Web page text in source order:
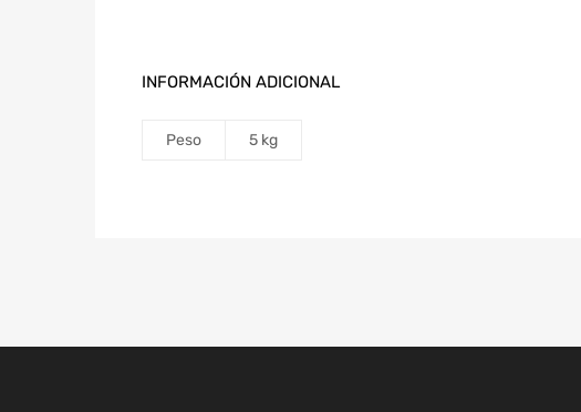
INFORMACIÓN ADICIONAL
Peso 5 kg